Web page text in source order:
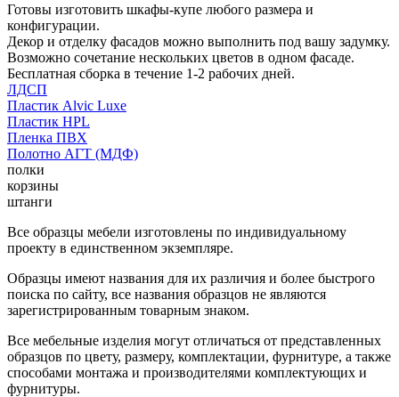
Готовы изготовить шкафы-купе любого размера и
конфигурации.
Декор и отделку фасадов можно выполнить под вашу задумку.
Возможно сочетание нескольких цветов в одном фасаде.
Бесплатная сборка в течение 1-2 рабочих дней.
ЛДСП
Пластик Alvic Luxe
Пластик HPL
Пленка ПВХ
Полотно АГТ (МДФ)
полки
корзины
штанги
Все образцы мебели изготовлены по индивидуальному
проекту в единственном экземпляре.
Образцы имеют названия для их различия и более быстрого
поиска по сайту, все названия образцов не являются
зарегистрированным товарным знаком.
Все мебельные изделия могут отличаться от представленных
образцов по цвету, размеру, комплектации, фурнитуре, а также
способами монтажа и производителями комплектующих и
фурнитуры.